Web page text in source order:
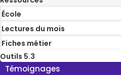
École
Lectures du mois
Fiches métier
Outils 5.3
Témoignages